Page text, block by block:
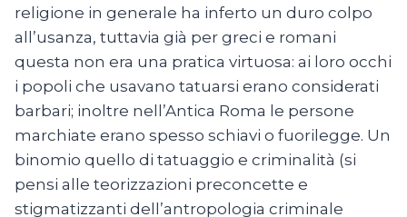
religione in generale ha inferto un duro colpo
all’usanza, tuttavia già per greci e romani
questa non era una pratica virtuosa: ai loro occhi
i popoli che usavano tatuarsi erano considerati
barbari; inoltre nell’Antica Roma le persone
marchiate erano spesso schiavi o fuorilegge. Un
binomio quello di tatuaggio e criminalità (si
pensi alle teorizzazioni preconcette e
stigmatizzanti dell’antropologia criminale